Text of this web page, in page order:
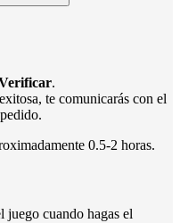
.
te comunicarás con el
0.5-2 horas.
juego cuando hagas el